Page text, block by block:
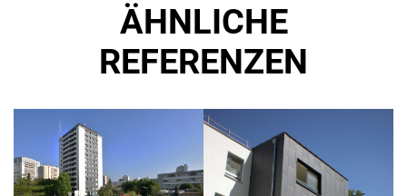
ÄHNLICHE
REFERENZEN